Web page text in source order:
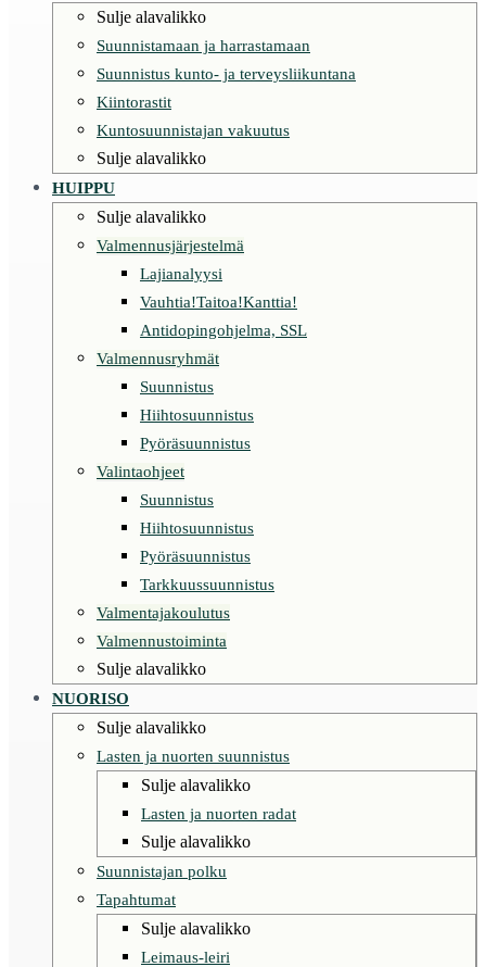
Sulje alavalikko
Suunnistamaan ja harrastamaan
Suunnistus kunto- ja terveysliikuntana
Kiintorastit
Kuntosuunnistajan vakuutus
Sulje alavalikko
HUIPPU
Sulje alavalikko
Valmennusjärjestelmä
Lajianalyysi
Vauhtia!Taitoa!Kanttia!
Antidopingohjelma, SSL
Valmennusryhmät
Suunnistus
Hiihtosuunnistus
Pyöräsuunnistus
Valintaohjeet
Suunnistus
Hiihtosuunnistus
Pyöräsuunnistus
Tarkkuussuunnistus
Valmentajakoulutus
Valmennustoiminta
Sulje alavalikko
NUORISO
Sulje alavalikko
Lasten ja nuorten suunnistus
Sulje alavalikko
Lasten ja nuorten radat
Sulje alavalikko
Suunnistajan polku
Tapahtumat
Sulje alavalikko
Leimaus-leiri